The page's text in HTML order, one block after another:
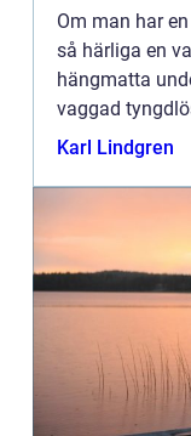
Om man har
så härliga en
hängmatta
vaggad
Karl Lindgren